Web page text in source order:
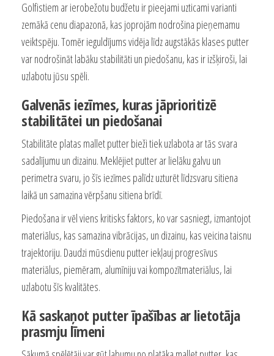
Golfistiem ar ierobežotu budžetu ir pieejami uzticami varianti
zemākā cenu diapazonā, kas joprojām nodrošina pieņemamu
veiktspēju. Tomēr ieguldījums vidēja līdz augstākās klases putter
var nodrošināt labāku stabilitāti un piedošanu, kas ir izšķiroši, lai
uzlabotu jūsu spēli.
Galvenās iezīmes, kuras jāprioritizē
stabilitātei un piedošanai
Stabilitāte platas mallet putter bieži tiek uzlabota ar tās svara
sadalījumu un dizainu. Meklējiet putter ar lielāku galvu un
perimetra svaru, jo šīs iezīmes palīdz uzturēt līdzsvaru sitiena
laikā un samazina vērpšanu sitiena brīdī.
Piedošana ir vēl viens kritisks faktors, ko var sasniegt, izmantojot
materiālus, kas samazina vibrācijas, un dizainu, kas veicina taisnu
trajektoriju. Daudzi mūsdienu putter iekļauj progresīvus
materiālus, piemēram, alumīniju vai kompozītmateriālus, lai
uzlabotu šīs kvalitātes.
Kā saskaņot putter īpašības ar lietotāja
prasmju līmeni